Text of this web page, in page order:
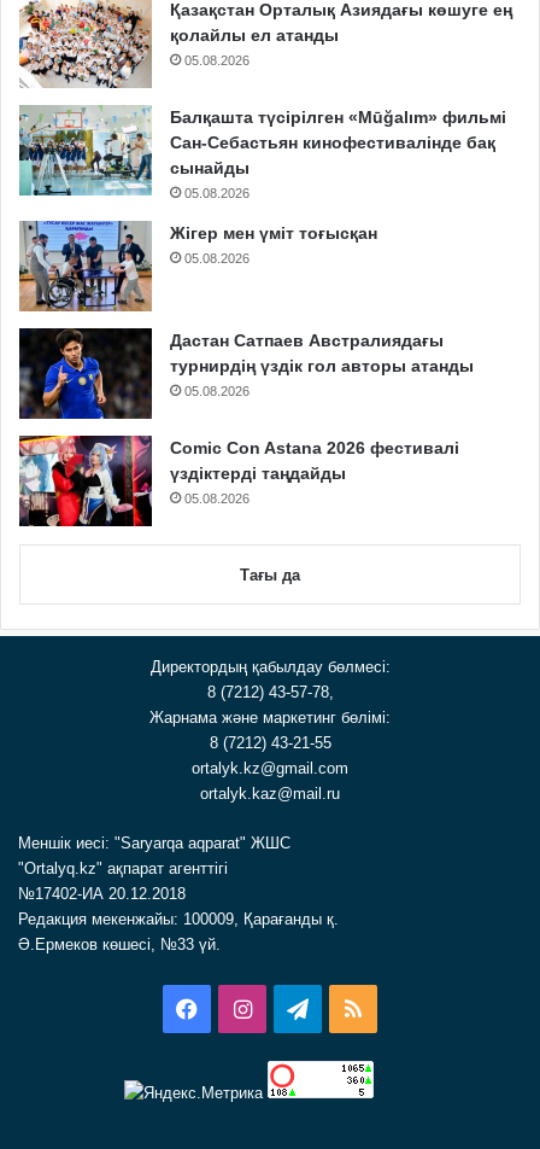
Қазақстан Орталық Азиядағы көшуге ең
қолайлы ел атанды
05.08.2026
Балқашта түсірілген «Mūğalım» фильмі
Сан-Себастьян кинофестивалінде бақ
сынайды
05.08.2026
Жігер мен үміт тоғысқан
05.08.2026
Дастан Сатпаев Австралиядағы
турнирдің үздік гол авторы атанды
05.08.2026
Comic Con Astana 2026 фестивалі
үздіктерді таңдайды
05.08.2026
Тағы да
Директордың қабылдау бөлмесі:
8 (7212) 43-57-78,
Жарнама және маркетинг бөлімі:
8 (7212) 43-21-55
ortalyk.kz@gmail.com
ortalyk.kaz@mail.ru
Меншік иесі: "Saryarqa aqparat" ЖШС
"Ortalyq.kz" ақпарат агенттігі
№17402-ИА 20.12.2018
Редакция мекенжайы: 100009, Қарағанды қ.
Ә.Ермеков көшесі, №33 үй.
FacebookInstagramTelegram